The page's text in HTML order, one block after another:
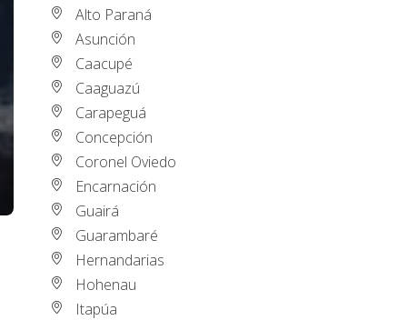
Alto Paraná
Asunción
Caacupé
Caaguazú
Carapeguá
Concepción
Coronel Oviedo
Encarnación
Guairá
Guarambaré
Hernandarias
Hohenau
Itapúa